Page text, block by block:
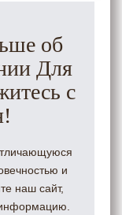
об
Для
с
и
наш сайт,